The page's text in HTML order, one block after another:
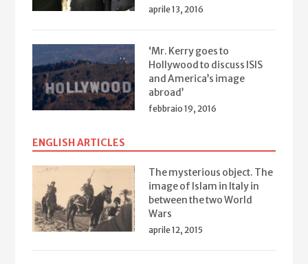
aprile 13, 2016
‘Mr. Kerry goes to
Hollywood to discuss ISIS
and America’s image
abroad’
febbraio 19, 2016
ENGLISH ARTICLES
The mysterious object. The
image of Islam in Italy in
between the two World
Wars
aprile 12, 2015